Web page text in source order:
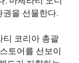
을 선물한다.
코리아 총괄
토어를 선보이